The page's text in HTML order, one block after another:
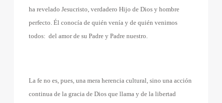
ha revelado Jesucristo, verdadero Hijo de Dios y hombre
perfecto. Él conocía de quién venía y de quién venimos
todos: del amor de su Padre y Padre nuestro.
La fe no es, pues, una mera herencia cultural, sino una acción
continua de la gracia de Dios que llama y de la libertad